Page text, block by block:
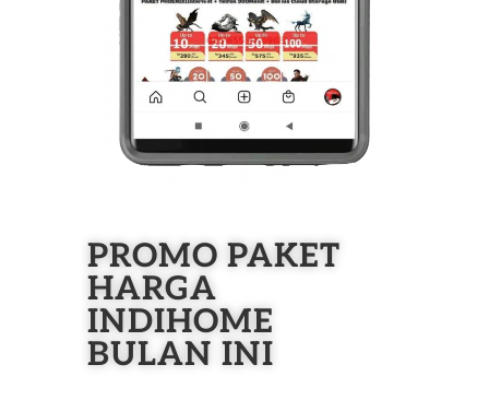
PROMO PAKET
HARGA
INDIHOME
BULAN INI